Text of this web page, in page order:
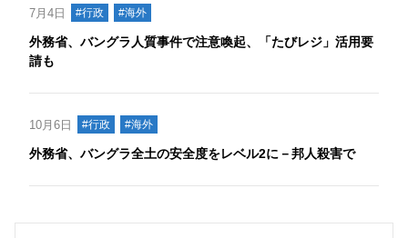
7月4日 #行政 #海外
外務省、バングラ人質事件で注意喚起、「たびレジ」活用要
請も
10月6日 #行政 #海外
外務省、バングラ全土の安全度をレベル2に－邦人殺害で